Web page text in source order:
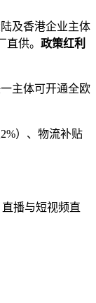
及香港企业主体
供。 政策红利
主体可开通全欧
）、物流补贴
播与短视频直